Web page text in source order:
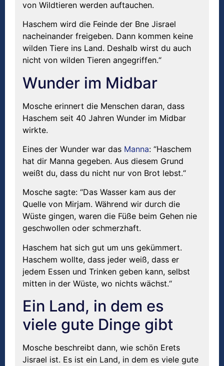
von Wildtieren werden auftauchen.
Haschem wird die Feinde der Bne Jisrael
nacheinander freigeben. Dann kommen keine
wilden Tiere ins Land. Deshalb wirst du auch
nicht von wilden Tieren angegriffen.“
Wunder im Midbar
Mosche erinnert die Menschen daran, dass
Haschem seit 40 Jahren Wunder im Midbar
wirkte.
Eines der Wunder war das Manna: “Haschem
hat dir Manna gegeben. Aus diesem Grund
weißt du, dass du nicht nur von Brot lebst.“
Mosche sagte: “Das Wasser kam aus der
Quelle von Mirjam. Während wir durch die
Wüste gingen, waren die Füße beim Gehen nie
geschwollen oder schmerzhaft.
Haschem hat sich gut um uns gekümmert.
Haschem wollte, dass jeder weiß, dass er
jedem Essen und Trinken geben kann, selbst
mitten in der Wüste, wo nichts wächst.“
Ein Land, in dem es
viele gute Dinge gibt
Mosche beschreibt dann, wie schön Erets
Jisrael ist. Es ist ein Land, in dem es viele gute